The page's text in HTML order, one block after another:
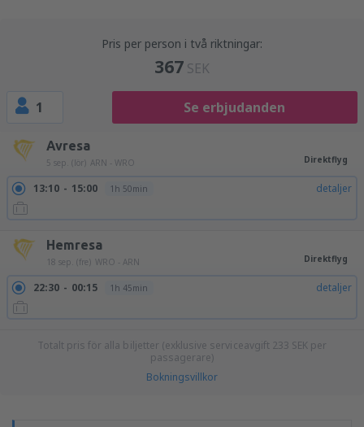
Pris per person i två riktningar:
367 SEK
1 Se erbjudanden
Avresa
5 sep. (lör) ARN - WRO Direktflyg
13:10 15:00 1h 50min detaljer
Hemresa
18 sep. (fre) WRO - ARN Direktflyg
22:30 00:15 1h 45min detaljer
Totalt pris för alla biljetter (exklusive serviceavgift 233 SEK per
passagerare)
Bokningsvillkor